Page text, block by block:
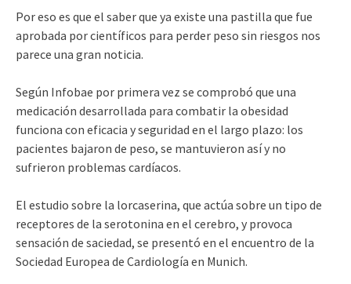
Por eso es que el saber que ya existe una pastilla que fue
aprobada por científicos para perder peso sin riesgos nos
parece una gran noticia.
Según Infobae por primera vez se comprobó que una
medicación desarrollada para combatir la obesidad
funciona con eficacia y seguridad en el largo plazo: los
pacientes bajaron de peso, se mantuvieron así y no
sufrieron problemas cardíacos.
El estudio sobre la lorcaserina, que actúa sobre un tipo de
receptores de la serotonina en el cerebro, y provoca
sensación de saciedad, se presentó en el encuentro de la
Sociedad Europea de Cardiología en Munich.